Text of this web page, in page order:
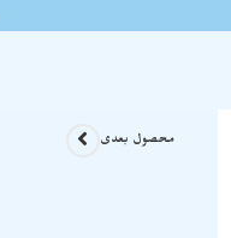
محصول بعدی